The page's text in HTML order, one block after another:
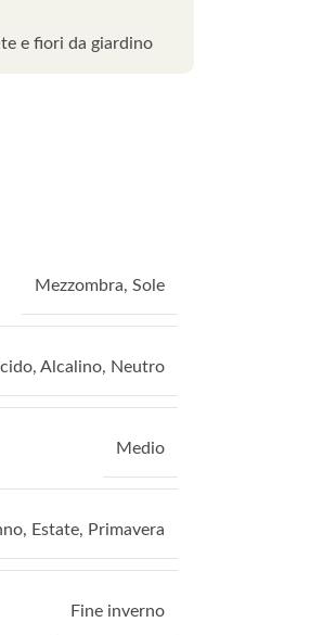
e fiori da giardino
Mezzombra, Sole
, Alcalino, Neutro
Medio
, Estate, Primavera
Fine inverno